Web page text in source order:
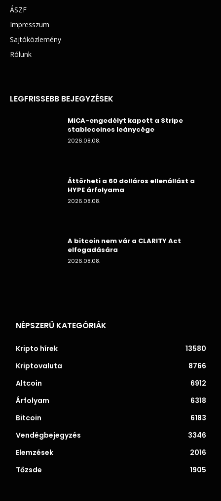
ÁSZF
Impresszum
Sajtóközlemény
Rólunk
LEGFRISSEBB BEJEGYZÉSEK
MiCA-engedélyt kapott a Stripe
stablecoinos leánycége
2026.08.08.
Áttörheti a 60 dolláros ellenállást a
HYPE árfolyama
2026.08.08.
A bitcoin nem vár a CLARITY Act
elfogadására
2026.08.08.
NÉPSZERŰ KATEGÓRIÁK
Kripto hírek
13580
Kriptovaluta
8766
Altcoin
6912
Árfolyam
6318
Bitcoin
6183
Vendégbejegyzés
3346
Elemzések
2016
Tőzsde
1905